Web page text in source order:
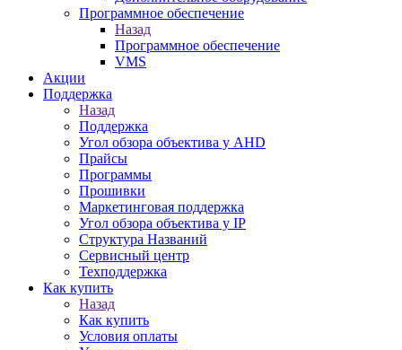
Программное обеспечение
Назад
Программное обеспечение
VMS
Акции
Поддержка
Назад
Поддержка
Угол обзора объектива у AHD
Прайсы
Программы
Прошивки
Маркетинговая поддержка
Угол обзора объектива у IP
Структура Названий
Сервисный центр
Техподдержка
Как купить
Назад
Как купить
Условия оплаты